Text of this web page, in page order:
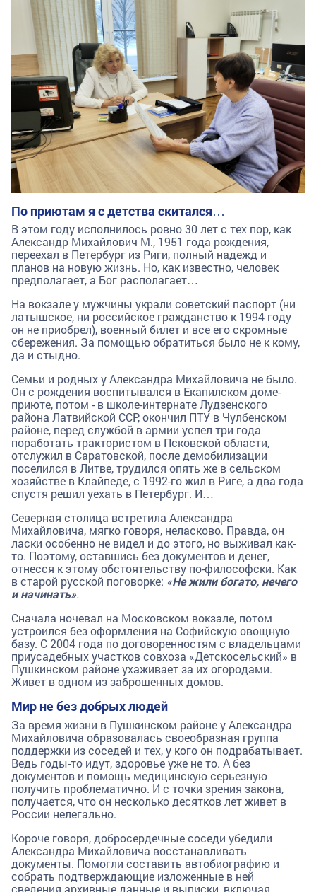
По приютам я с детства скитался…
В этом году исполнилось ровно 30 лет с тех пор, как
Александр Михайлович М., 1951 года рождения,
переехал в Петербург из Риги, полный надежд и
планов на новую жизнь. Но, как известно, человек
предполагает, а Бог располагает…
На вокзале у мужчины украли советский паспорт (ни
латышское, ни российское гражданство к 1994 году
он не приобрел), военный билет и все его скромные
сбережения. За помощью обратиться было не к кому,
да и стыдно.
Семьи и родных у Александра Михайловича не было.
Он с рождения воспитывался в Екапилском доме-
приюте, потом - в школе-интернате Лудзенского
района Латвийской ССР, окончил ПТУ в Чулбенском
районе, перед службой в армии успел три года
поработать трактористом в Псковской области,
отслужил в Саратовской, после демобилизации
поселился в Литве, трудился опять же в сельском
хозяйстве в Клайпеде, с 1992-го жил в Риге, а два года
спустя решил уехать в Петербург. И…
Северная столица встретила Александра
Михайловича, мягко говоря, неласково. Правда, он
ласки особенно не видел и до этого, но выживал как-
то. Поэтому, оставшись без документов и денег,
отнесся к этому обстоятельству по-философски. Как
в старой русской поговорке: «Не жили богато, нечего
и начинать».
Сначала ночевал на Московском вокзале, потом
устроился без оформления на Софийскую овощную
базу. С 2004 года по договоренностям с владельцами
приусадебных участков совхоза «Детскосельский» в
Пушкинском районе ухаживает за их огородами.
Живет в одном из заброшенных домов.
Мир не без добрых людей
За время жизни в Пушкинском районе у Александра
Михайловича образовалась своеобразная группа
поддержки из соседей и тех, у кого он подрабатывает.
Ведь годы-то идут, здоровье уже не то. А без
документов и помощь медицинскую серьезную
получить проблематично. И с точки зрения закона,
получается, что он несколько десятков лет живет в
России нелегально.
Короче говоря, добросердечные соседи убедили
Александра Михайловича восстанавливать
документы. Помогли составить автобиографию и
собрать подтверждающие изложенные в ней
сведения архивные данные и выписки, включая